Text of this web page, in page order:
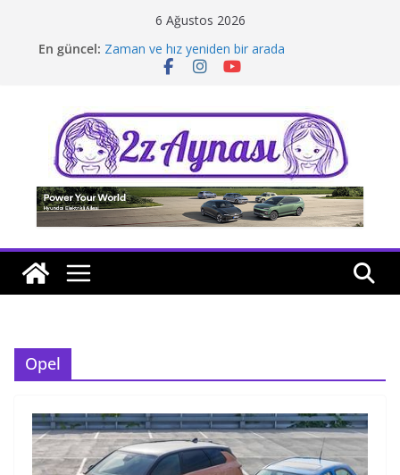
6 Ağustos 2026
En güncel: Zaman ve hız yeniden bir arada
Borusan Next Bodrum’da açıldı
Tatil rotasında test sürüşü
Opel